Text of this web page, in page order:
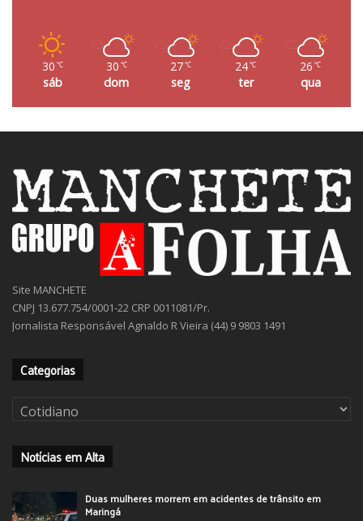
30 ℃
sáb
30 ℃
dom
27℃
seg
24℃
ter
26 ℃
qua
Site MANCHETE
CNPJ 13.677.754/0001-22 CRP 0011081/Pr.
Jornalista Responsável Agnaldo R Vieira (44) 9 9803 1491
Categorias
Categorias
Notícias em Alta
Duas mulheres morrem em acidentes de trânsito em
Maringá